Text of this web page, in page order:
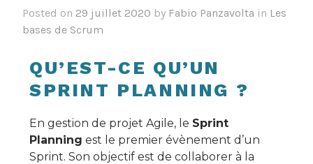
Posted on 29 juillet 2020 by Fabio Panzavolta in Les
bases de Scrum
QU’EST-CE QU’UN
SPRINT PLANNING ?
En gestion de projet Agile, le Sprint
Planning est le premier évènement d’un
Sprint. Son objectif est de collaborer à la